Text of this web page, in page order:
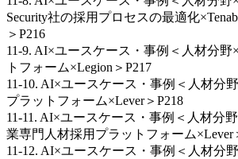
Security社の採用プロセスの最適化
＞P216
11-9. AI×ユースケース・事例＜人材分野
トフォーム×Legion＞P217
11-10. AI×ユースケース・事例＜人材分
プラットフォーム×Lever＞P218
11-11. AI×ユースケース・事例＜人材分
業専門人材採用プラットフォーム×Lever
11-12. AI×ユースケース・事例＜人材分